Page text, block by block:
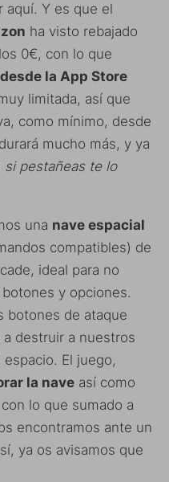
aquí. Y es que el
ha visto rebajado
0€, con lo que
la App Store
limitada, así que
como mínimo, desde
mucho más, y ya
si pestañeas te lo
una nave espacial
compatibles) de
ideal para no
y opciones.
botones de ataque
destruir a nuestros
El juego,
la nave así como
con lo que sumado a
encontramos ante un
ya os avisamos que